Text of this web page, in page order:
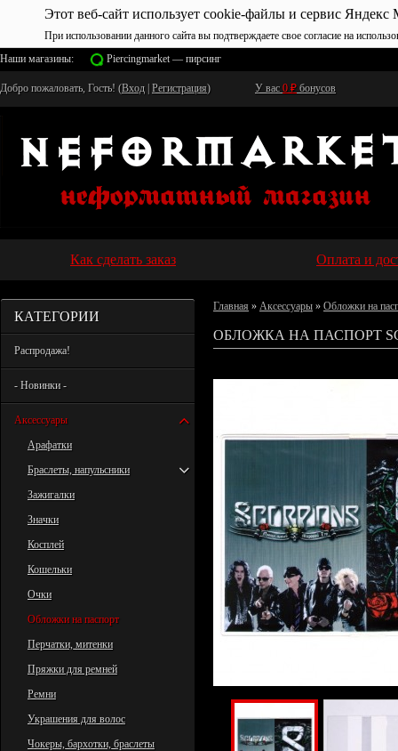
Этот веб-сайт использует cookie-файлы и сервис Яндекс
При использовании данного сайта вы подтверждаете свое согласие на
Наши магазины:
Piercingmarket — пирсинг
Добро пожаловать, Гость! (Вход Регистрация) У вас 0 ₽ бонусов
Как сделать заказ Оплата и
КАТЕГОРИИ
Распродажа!
- Новинки -
Аксессуары
Арафатки
Браслеты, напульсники
Зажигалки
Значки
Косплей
Кошельки
Очки
Обложки на паспорт
Перчатки, митенки
Пряжки для ремней
Ремни
Украшения для волос
Чокеры, бархотки, браслеты
Главная » Аксессуары » Обложки на
ОБЛОЖКА НА ПАСПОРТ